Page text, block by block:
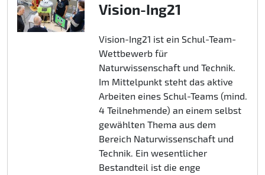
Vision-Ing21
Vision-Ing21 ist ein Schul-Team-
Wettbewerb für
Naturwissenschaft und Technik.
Im Mittelpunkt steht das aktive
Arbeiten eines Schul-Teams (mind.
4 Teilnehmende) an einem selbst
gewählten Thema aus dem
Bereich Naturwissenschaft und
Technik. Ein wesentlicher
Bestandteil ist die enge